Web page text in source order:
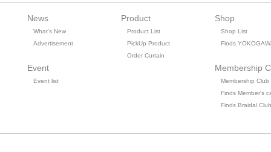
News
What's New
Advertisement
Event
Event list
Product
Product List
PickUp Product
Order Curtain
Shop
Shop List
Finds
Membership
Membership Club
Finds Member's
Finds Braidal Club